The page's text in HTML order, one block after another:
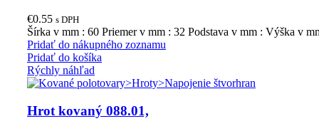
€0.55 s DPH
Šírka v mm : 60 Priemer v mm : 32 Podstava v mm : Výška v
Pridať do nákupného zoznamu
Pridať do košíka
Rýchly náhľad
Hrot kovaný 088.01,